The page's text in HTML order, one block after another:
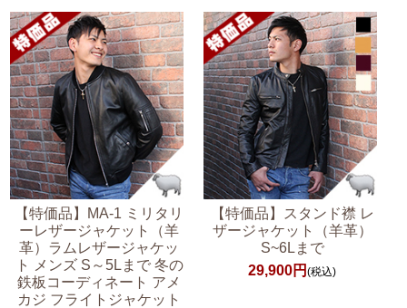
【特価品】MA-1 ミリタリ
ーレザージャケット（羊
革）ラムレザージャケッ
ト メンズ S～5Lまで 冬の
鉄板コーディネート アメ
カジ フライトジャケット
【特価品】スタンド襟 レ
ザージャケット（羊革）
S~6Lまで
29,900円(税込)